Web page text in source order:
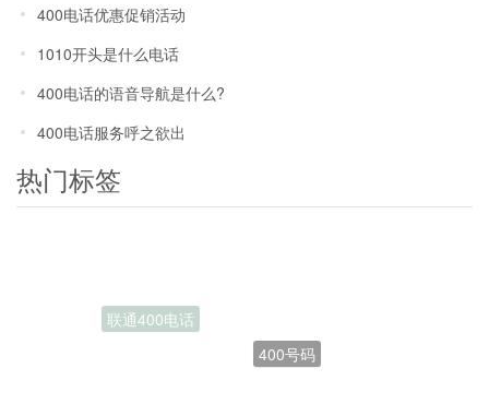
400电话优惠促销活动
1010开头是什么电话
400电话的语音导航是什么?
400电话服务呼之欲出
热门标签